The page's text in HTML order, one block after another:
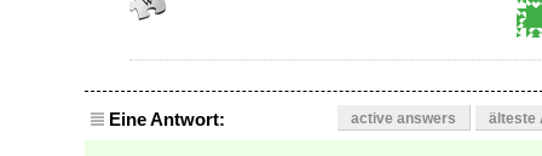
Eine Antwort: active answers älteste